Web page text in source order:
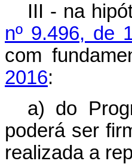
III - na
nº 9.496, de
com
2016:
a) do
poderá ser
realizada a